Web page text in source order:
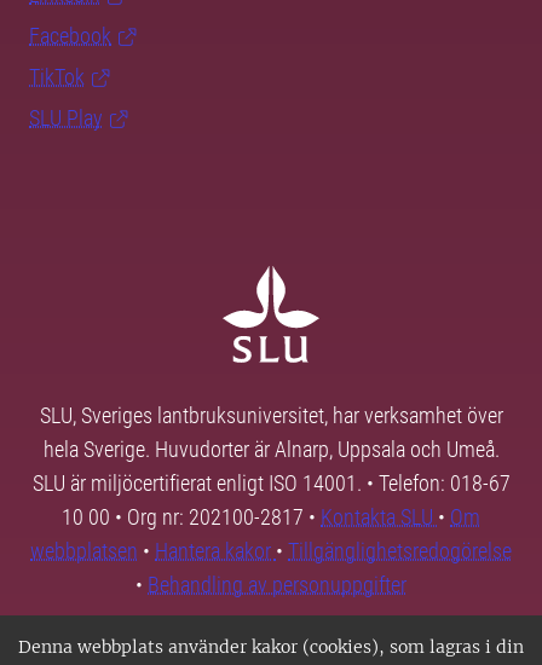
Denna webbplats använder kakor (cookies), som lagras i din
Facebook
TikTok
SLU Play
SLU, Sveriges lantbruksuniversitet, har verksamhet över
hela Sverige. Huvudorter är Alnarp, Uppsala och Umeå.
SLU är miljöcertifierat enligt ISO 14001. • Telefon: 018-67
10 00 • Org nr: 202100-2817 • Kontakta SLU • Om
webbplatsen • Hantera kakor • Tillgänglighetsredogörelse
• Behandling av personuppgifter